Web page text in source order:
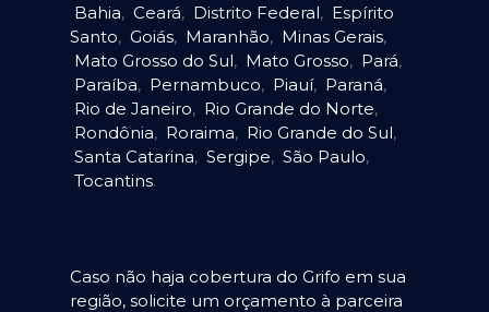
Bahia, Ceará, Distrito Federal, Espírito
Santo, Goiás, Maranhão, Minas Gerais,
Mato Grosso do Sul, Mato Grosso, Pará,
Paraíba, Pernambuco, Piauí, Paraná,
Rio de Janeiro, Rio Grande do Norte,
Rondônia, Roraima, Rio Grande do Sul,
Santa Catarina, Sergipe, São Paulo,
Tocantins.
Caso não haja cobertura do Grifo em sua
região, solicite um orçamento à parceira